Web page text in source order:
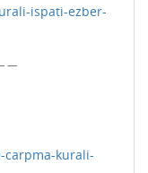
ispati-ezber-
−
carpma-kurali-